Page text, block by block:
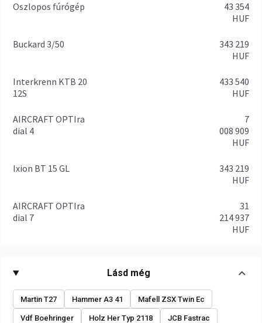
Oszlopos fúrógép
43 354
HUF
Buckard 3/50
343 219
HUF
Interkrenn KTB 20
12S
433 540
HUF
AIRCRAFT OPTIra
dial 4
7
008 909
HUF
Ixion BT 15 GL
343 219
HUF
AIRCRAFT OPTIra
dial 7
31
214 937
HUF
Lásd még
Martin T27 Hammer A3 41 Mafell ZSX Twin Ec
Vdf Boehringer Holz Her Typ 2118 JCB Fastrac